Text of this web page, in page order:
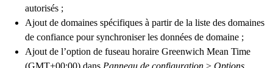
autorisés ;
Ajout de domaines spécifiques à partir de la liste des domaines
de confiance pour synchroniser les données de domaine ;
Ajout de l’option de fuseau horaire Greenwich Mean Time